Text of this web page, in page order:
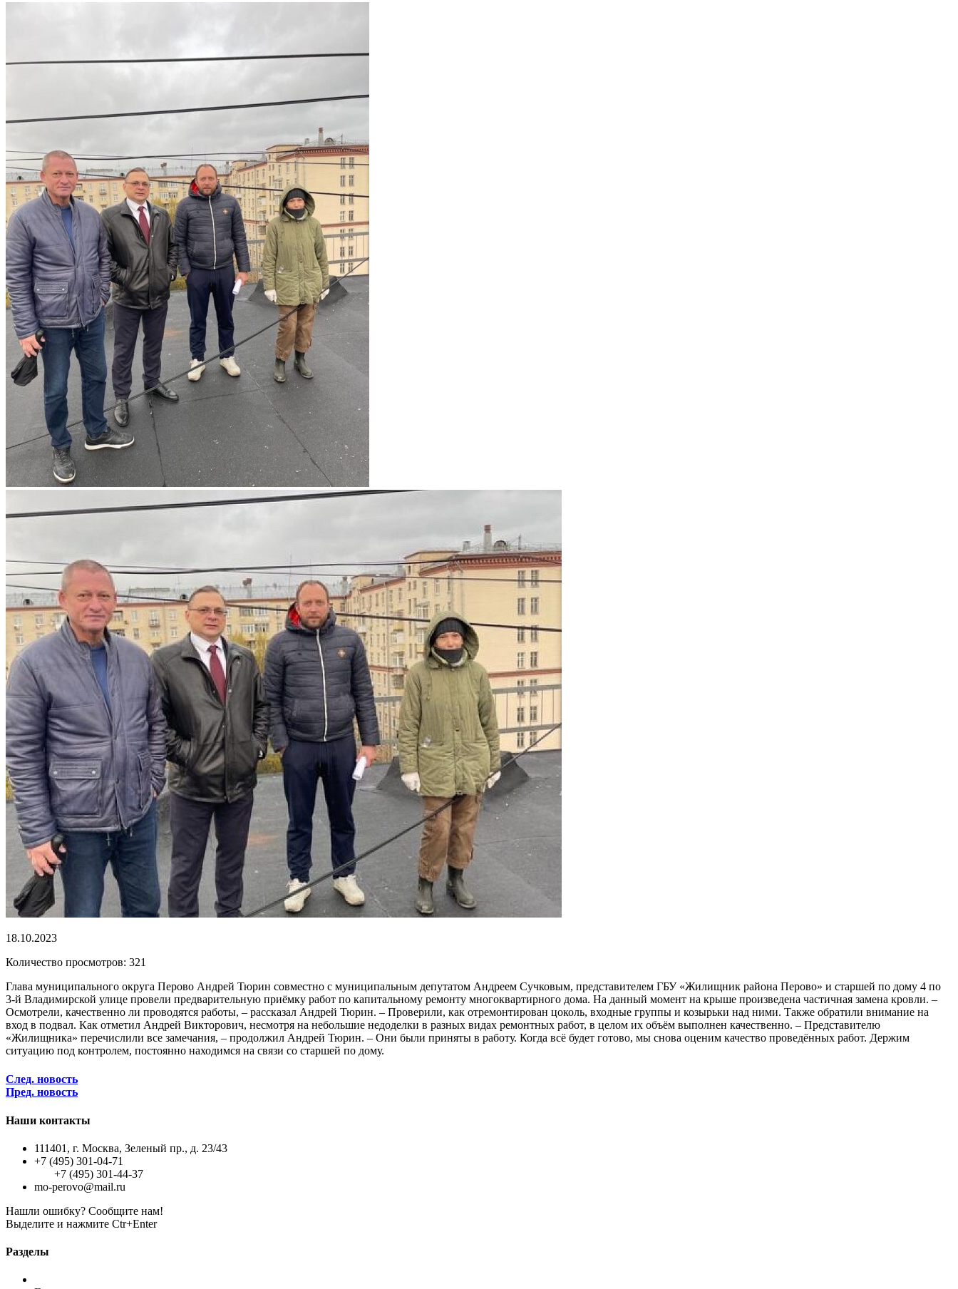
18.10.2023
Количество просмотров: 321
Глава муниципального округа Перово Андрей Тюрин совместно с муниципальным депутатом Андреем Сучковым, представителем ГБУ «Жилищник района Перово» и старшей по дому 4 по
3-й Владимирской улице провели предварительную приёмку работ по капитальному ремонту многоквартирного дома. На данный момент на крыше произведена частичная замена кровли. –
Осмотрели, качественно ли проводятся работы, – рассказал Андрей Тюрин. – Проверили, как отремонтирован цоколь, входные группы и козырьки над ними. Также обратили внимание на
вход в подвал. Как отметил Андрей Викторович, несмотря на небольшие недоделки в разных видах ремонтных работ, в целом их объём выполнен качественно. – Представителю
«Жилищника» перечислили все замечания, – продолжил Андрей Тюрин. – Они были приняты в работу. Когда всё будет готово, мы снова оценим качество проведённых работ. Держим
ситуацию под контролем, постоянно находимся на связи со старшей по дому.
След. новость
Пред. новость
Наши контакты
111401, г. Москва, Зеленый пр., д. 23/43
+7 (495) 301-04-71
+7 (495) 301-44-37
mo-perovo@mail.ru
Нашли ошибку? Сообщите нам!
Выделите и нажмите Ctr+Enter
Разделы